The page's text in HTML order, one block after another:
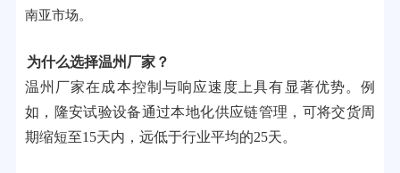
南亚市场。
为什么选择温州厂家？
温州厂家在成本控制与响应速度上具有显著优势。例
如，隆安试验设备通过本地化供应链管理，可将交货周
期缩短至15天内，远低于行业平均的25天。